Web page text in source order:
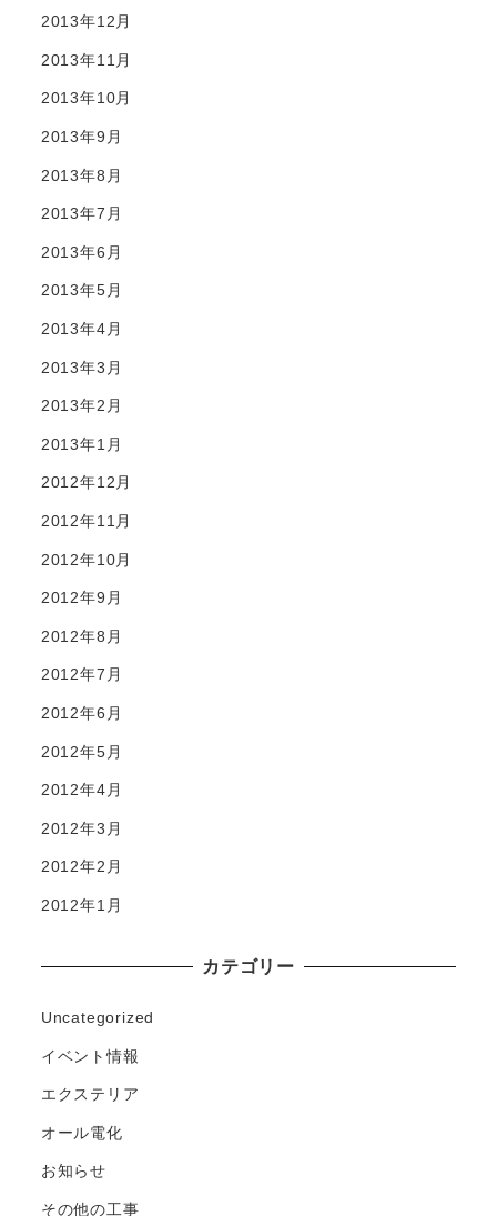
2013年12月
2013年11月
2013年10月
2013年9月
2013年8月
2013年7月
2013年6月
2013年5月
2013年4月
2013年3月
2013年2月
2013年1月
2012年12月
2012年11月
2012年10月
2012年9月
2012年8月
2012年7月
2012年6月
2012年5月
2012年4月
2012年3月
2012年2月
2012年1月
カテゴリー
Uncategorized
イベント情報
エクステリア
オール電化
お知らせ
その他の工事